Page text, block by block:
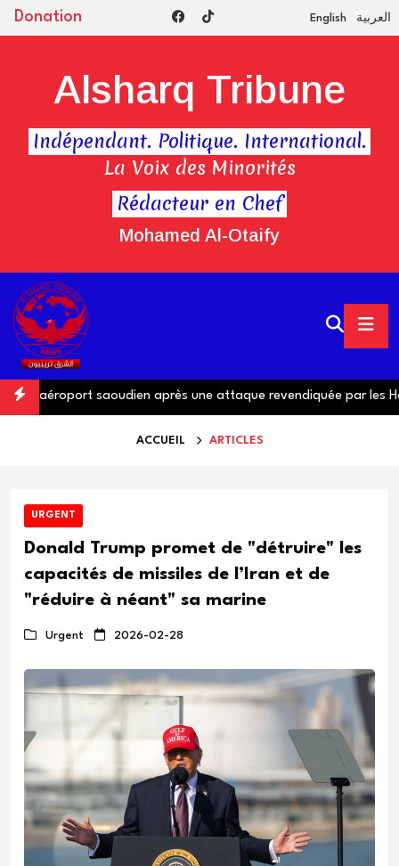
Donation English العربية
Rédacteur en Chef
Mohamed Al-Otaify
Alsharq Tribune
Indépendant. Politique. International.
La Voix des Minorités
aéroport saoudien après une attaque revendiquée par les
ACCUEIL ARTICLES
URGENT
Donald Trump promet de "détruire" les
capacités de missiles de l’Iran et de
"réduire à néant" sa marine
Urgent 2026-02-28